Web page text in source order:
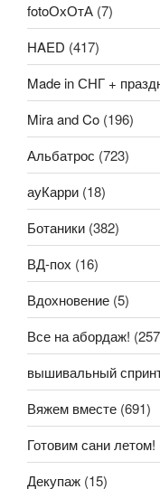
fotoОхОтА (7)
HAED (417)
Made in СНГ +
Mira and Co (196)
Альбатрос (723)
ауКарри (18)
Ботаники (382)
ВД-пох (16)
Вдохновение (5)
Все на абордаж!
вышивальный
Вяжем вместе (691)
Готовим сани летом!
Декупаж (15)